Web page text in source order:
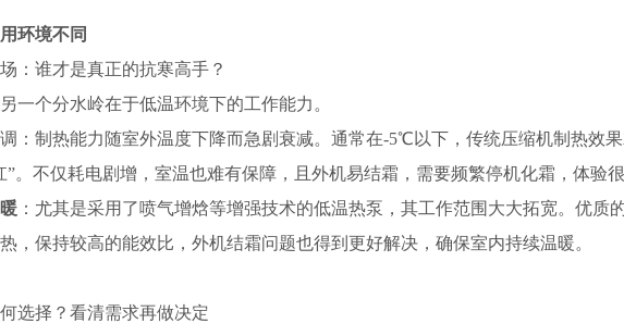
环境不同
：谁才是真正的抗寒高手？
一个分水岭在于低温环境下的工作能力。
：制热能力随室外温度下降而急剧衰减。通常在-5℃以下，传统压缩机制热效
”。不仅耗电剧增，室温也难有保障，且外机易结霜，需要频繁停机化霜，体验很
：尤其是采用了喷气增焓等增强技术的低温热泵，其工作范围大大拓宽。优质
，保持较高的能效比，外机结霜问题也得到更好解决，确保室内持续温暖。
选择？看清需求再做决定